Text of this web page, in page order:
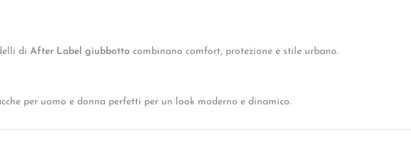
di After Label giubbotto combinano comfort, protezione e stile urbano.
per uomo e donna perfetti per un look moderno e dinamico.